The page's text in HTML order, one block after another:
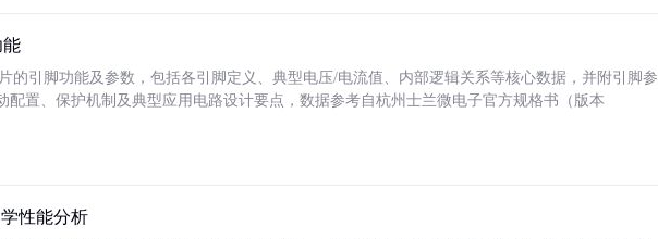
能
的引脚功能及参数，包括各引脚定义、典型电压/电流值、内部逻辑关系等核心数据，并附引脚参
配置、保护机制及典型应用电路设计要点，数据参考自杭州士兰微电子官方规格书（版本
性能分析